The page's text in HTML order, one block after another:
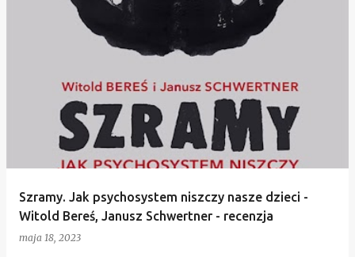
Szramy. Jak psychosystem niszczy nasze dzieci -
Witold Bereś, Janusz Schwertner - recenzja
maja 18, 2023